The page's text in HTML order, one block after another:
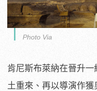
Photo Via
肯尼斯布萊納在晉升
土重來、 再以導演作獲